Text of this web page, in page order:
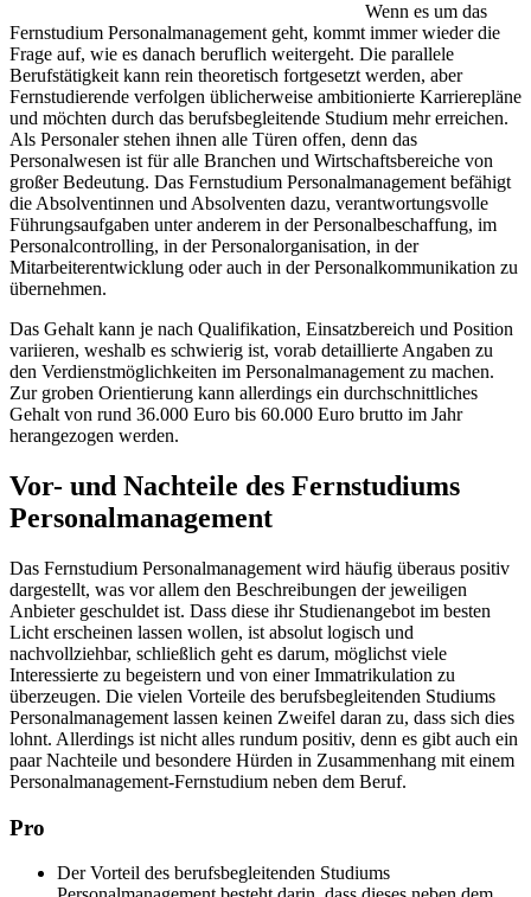
Wenn es um das
Fernstudium Personalmanagement geht, kommt immer wieder die
Frage auf, wie es danach beruflich weitergeht. Die parallele
Berufstätigkeit kann rein theoretisch fortgesetzt werden, aber
Fernstudierende verfolgen üblicherweise ambitionierte Karrierepläne
und möchten durch das berufsbegleitende Studium mehr erreichen.
Als Personaler stehen ihnen alle Türen offen, denn das
Personalwesen ist für alle Branchen und Wirtschaftsbereiche von
großer Bedeutung. Das Fernstudium Personalmanagement befähigt
die Absolventinnen und Absolventen dazu, verantwortungsvolle
Führungsaufgaben unter anderem in der Personalbeschaffung, im
Personalcontrolling, in der Personalorganisation, in der
Mitarbeiterentwicklung oder auch in der Personalkommunikation zu
übernehmen.
Das Gehalt kann je nach Qualifikation, Einsatzbereich und Position
variieren, weshalb es schwierig ist, vorab detaillierte Angaben zu
den Verdienstmöglichkeiten im Personalmanagement zu machen.
Zur groben Orientierung kann allerdings ein durchschnittliches
Gehalt von rund 36.000 Euro bis 60.000 Euro brutto im Jahr
herangezogen werden.
Vor- und Nachteile des Fernstudiums
Personalmanagement
Das Fernstudium Personalmanagement wird häufig überaus positiv
dargestellt, was vor allem den Beschreibungen der jeweiligen
Anbieter geschuldet ist. Dass diese ihr Studienangebot im besten
Licht erscheinen lassen wollen, ist absolut logisch und
nachvollziehbar, schließlich geht es darum, möglichst viele
Interessierte zu begeistern und von einer Immatrikulation zu
überzeugen. Die vielen Vorteile des berufsbegleitenden Studiums
Personalmanagement lassen keinen Zweifel daran zu, dass sich dies
lohnt. Allerdings ist nicht alles rundum positiv, denn es gibt auch ein
paar Nachteile und besondere Hürden in Zusammenhang mit einem
Personalmanagement-Fernstudium neben dem Beruf.
Pro
Der Vorteil des berufsbegleitenden Studiums